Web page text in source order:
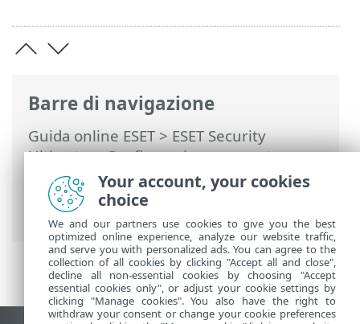
Barre di navigazione
Guida online ESET> ESET Security
Ultimate>Configurazione avanzata>
Protezioni>Protezione accesso Web>
Gestione dell’elenco di URL
indirizzi
Your account, your cookies
choice
We and our partners use cookies to give you the best
optimized online experience, analyze our website traffic,
and serve you with personalized ads. You can agree to the
collection of all cookies by clicking "Accept all and close",
decline all non-essential cookies by choosing "Accept
essential cookies only", or adjust your cookie settings by
clicking "Manage cookies". You also have the right to
withdraw your consent or change your cookie preferences